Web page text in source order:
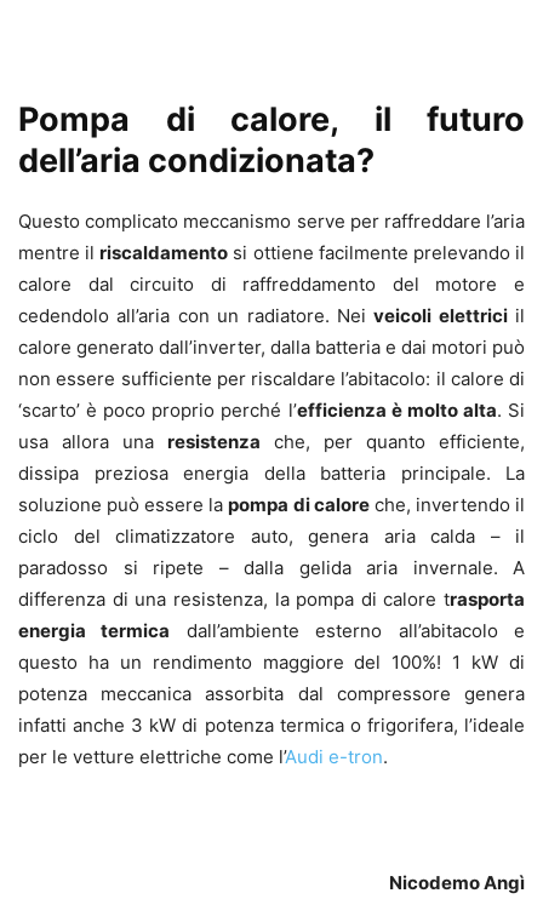
Pompa di calore, il futuro
dell’aria condizionata?
Questo complicato meccanismo serve per raffreddare l’aria
mentre ilriscaldamento si ottiene facilmente prelevando il
calore dal circuito di raffreddamento del motore e
cedendolo all’aria con un radiatore. Neiveicoli elettriciil
calore generato dall’inverter, dalla batteria e dai motori può
non essere sufficiente per riscaldare l’abitacolo: il calore di
‘scarto’ è poco proprio perché l’efficienza è molto alta. Si
usa allora una resistenza che, per quanto efficiente,
dissipa preziosa energia della batteria principale. La
soluzione può essere lapompa di caloreche, invertendo il
ciclo del climatizzatore auto, genera aria calda – il
paradosso si ripete – dalla gelida aria invernale. A
differenza di una resistenza, la pompa di calore trasporta
energia termica dall’ambiente esterno all’abitacolo e
questo ha un rendimento maggiore del 100%! 1 kW di
potenza meccanica assorbita dal compressore genera
infatti anche 3 kW di potenza termica o frigorifera, l’ideale
per le vetture elettriche come l’Audi e-tron.
Nicodemo Angì